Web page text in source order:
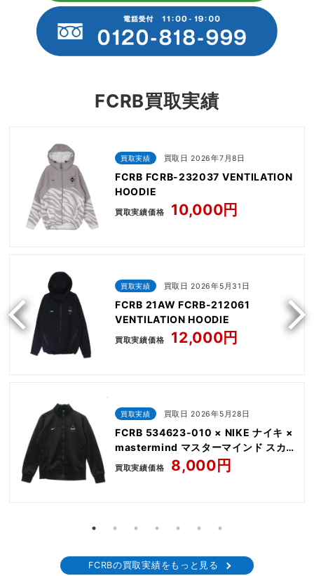
FCRB買取実績
買取実績 買取日 2026年7月8日
FCRB FCRB-232037 VENTILATION
HOODIE
買取実績価格 10,000円
買取実績 買取日 2026年5月31日
FCRB 21AW FCRB-212061
VENTILATION HOODIE
買取実績価格 12,000円
買取実績 買取日 2026年5月28日
FCRB 534623-010 × NIKE ナイキ ×
mastermind マスターマインド スカル
プリント ジャージ トラックジャケット
買取実績価格 8,000円
FCRBの買取実績をもっと見る